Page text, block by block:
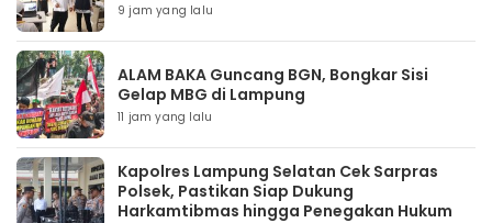
9 jam yang lalu
ALAM BAKA Guncang BGN, Bongkar Sisi
Gelap MBG di Lampung
11 jam yang lalu
Kapolres Lampung Selatan Cek Sarpras
Polsek, Pastikan Siap Dukung
Harkamtibmas hingga Penegakan Hukum